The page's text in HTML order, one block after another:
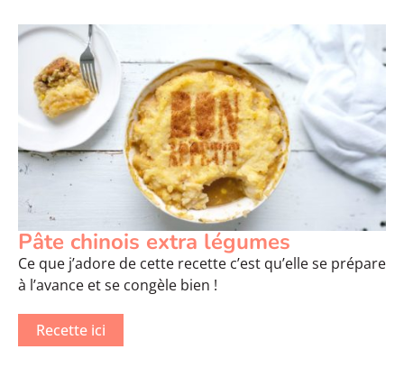
Pâte chinois extra légumes
Ce que j’adore de cette recette c’est qu’elle se prépare
à l’avance et se congèle bien !
Recette ici